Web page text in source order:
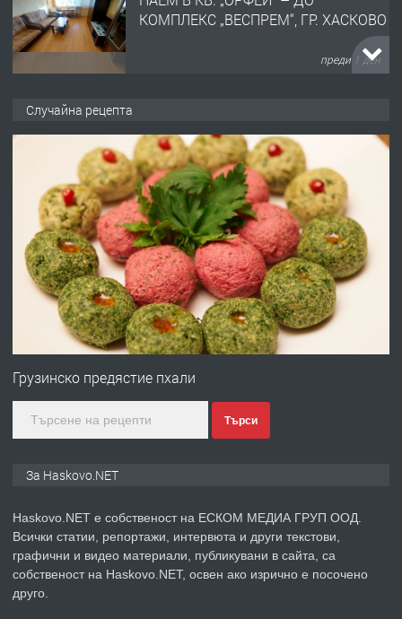
КОМПЛЕКС „ВЕСПРЕМ“, ГР. ХАСКОВО
преди 1 ден
АПАРТАМЕНТ В ЦЕНТЪРА НА ГР.
ХАСКОВО
преди 2 дни
ПРЕДЛАГА Давам гараж под наем
преди 2 дни
№4120 Магазин/Офис под наем в кв.
градската градина!
преди 3 дни
ПРЕДЛАГА
Продавам парцел в гр. Хасково кв.
Случайна рецепта
Грузинско предястие пхали
Търси
За Haskovo.NET
Haskovo.NET е собственост на ЕСКОМ МЕДИА ГРУП ООД.
Всички статии, репортажи, интервюта и други текстови,
графични и видео материали, публикувани в сайта, са
собственост на Haskovo.NET, освен ако изрично е посочено
друго.